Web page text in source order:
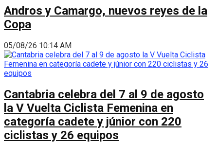
Andros y Camargo, nuevos reyes de la
Copa
05/08/26 10:14 AM
Cantabria celebra del 7 al 9 de agosto
la V Vuelta Ciclista Femenina en
categoría cadete y júnior con 220
ciclistas y 26 equipos